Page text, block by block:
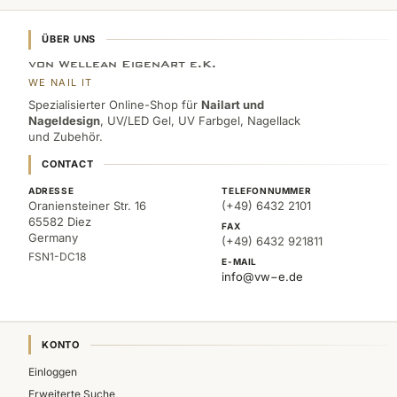
ÜBER UNS
von Wellean EigenArt e.K.
WE NAIL IT
Spezialisierter Online-Shop für Nailart und
Nageldesign, UV/LED Gel, UV Farbgel, Nagellack
und Zubehör.
CONTACT
ADRESSE
Oraniensteiner Str. 16
65582 Diez
Germany
FSN1-DC18
TELEFONNUMMER
(+49) 6432 2101
FAX
(+49) 6432 921811
E-MAIL
info@vw−e.de
KONTO
Einloggen
Erweiterte Suche